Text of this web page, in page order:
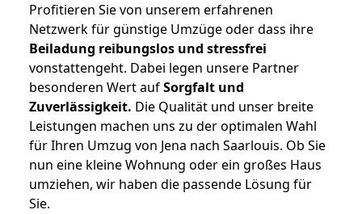
Profitieren Sie von unserem erfahrenen
Netzwerk für günstige Umzüge oder dass ihre
Beiladung reibungslos und stressfrei
vonstattengeht. Dabei legen unsere Partner
besonderen Wert aufSorgfalt und
Zuverlässigkeit. Die Qualität und unser breite
Leistungen machen uns zu der optimalen Wahl
für Ihren Umzug von Jena nach Saarlouis. Ob Sie
nun eine kleine Wohnung oder ein großes Haus
umziehen, wir haben die passende Lösung für
Sie.